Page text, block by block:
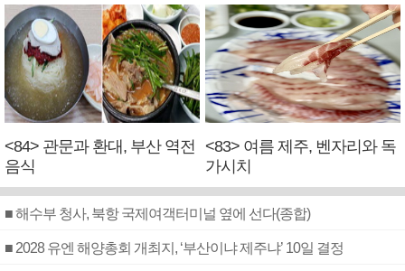
<84> 관문과 환대, 부산 역전
음식
<83> 여름 제주, 벤자리와 독
가시치
■ 해수부 청사, 북항 국제여객터미널 옆에 선다(종합)
■ 2028 유엔 해양총회 개최지, ‘부산이냐 제주냐’ 10일 결정